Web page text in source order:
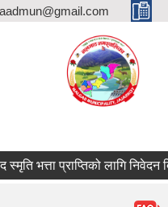
प्राप्तिको लागि निवेदन दिने